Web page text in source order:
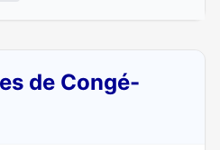
de Congé-